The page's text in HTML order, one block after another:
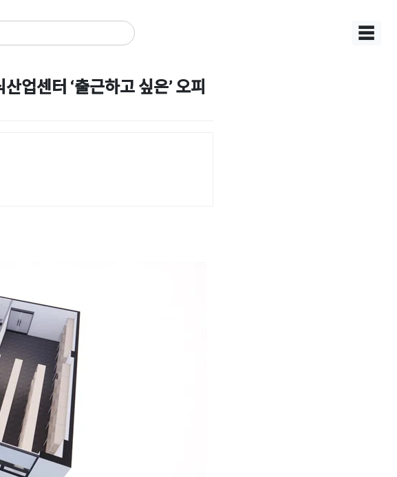
☰
업센터 ‘출근하고 싶은’ 오피